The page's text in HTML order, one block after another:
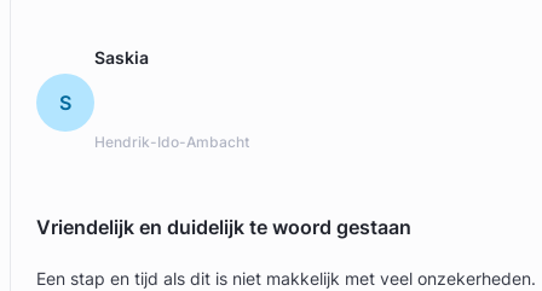
S
Saskia
Hendrik-Ido-Ambacht
Vriendelijk en duidelijk te woord gestaan
Een stap en tijd als dit is niet makkelijk met veel